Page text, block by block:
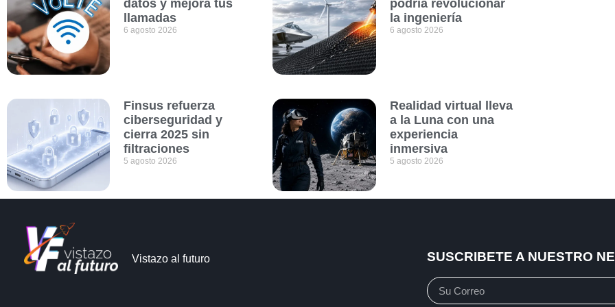
datos y mejora tus
llamadas
6 agosto 2026
podría revolucionar
la ingeniería
6 agosto 2026
Finsus refuerza
ciberseguridad y
cierra 2025 sin
filtraciones
5 agosto 2026
Realidad virtual lleva
a la Luna con una
experiencia
inmersiva
5 agosto 2026
Vistazo al futuro SUSCRIBETE A NUESTRO